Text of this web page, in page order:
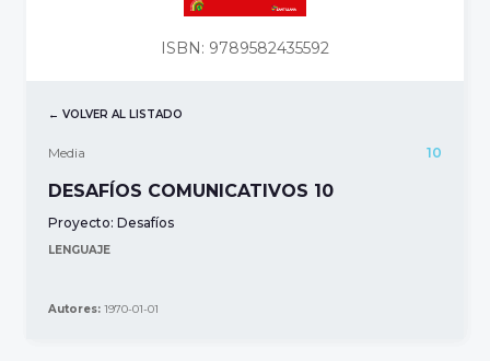
← VOLVER AL LISTADO
Media 10
DESAFÍOS COMUNICATIVOS 10
Proyecto: Desafíos
LENGUAJE
Autores: 1970-01-01
ISBN: 9789582435592